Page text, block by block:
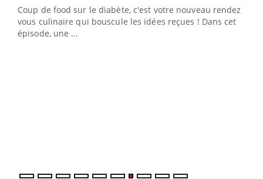
Coup de food sur le diabète, c'est votre nouveau rendez-
vous culinaire qui bouscule les idées reçues ! Dans cet
épisode, une ...